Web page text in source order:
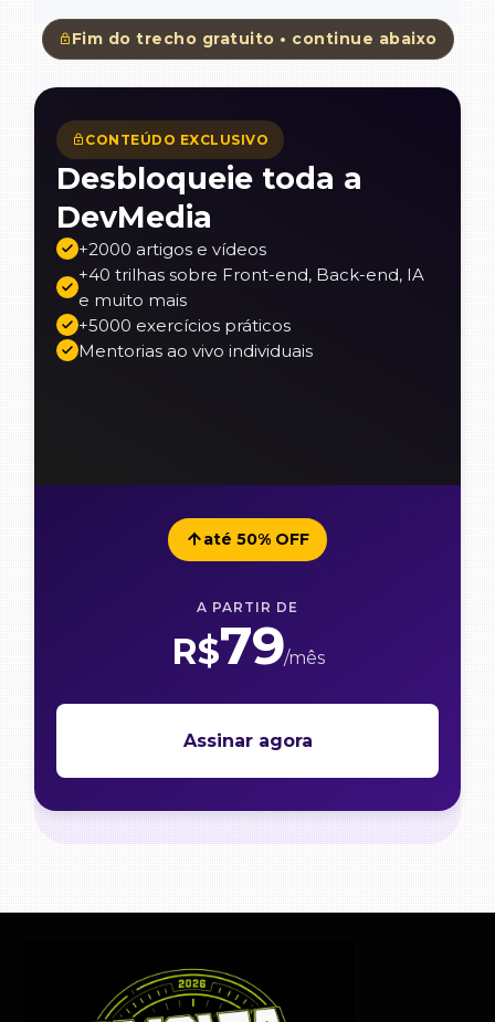
Fim do trecho gratuito • continue abaixo
CONTEÚDO EXCLUSIVO
Desbloqueie toda a
DevMedia
+2000 artigos e vídeos
+40 trilhas sobre Front-end, Back-end, IA
e muito mais
+5000 exercícios práticos
Mentorias ao vivo individuais
até 50% OFF
A PARTIR DE
R$79/mês
Assinar agora